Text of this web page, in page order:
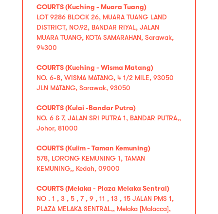
COURTS (Kuching - Muara Tuang)
LOT 9286 BLOCK 26, MUARA TUANG LAND
DISTRICT, NO.92, BANDAR RIYAL, JALAN
MUARA TUANG, KOTA SAMARAHAN, Sarawak,
94300
COURTS (Kuching - Wisma Matang)
NO. 6-8, WISMA MATANG, 4 1/2 MILE, 93050
JLN MATANG, Sarawak, 93050
COURTS (Kulai -Bandar Putra)
NO. 6 & 7, JALAN SRI PUTRA 1, BANDAR PUTRA,,
Johor, 81000
COURTS (Kulim - Taman Kemuning)
578, LORONG KEMUNING 1, TAMAN
KEMUNING,, Kedah, 09000
COURTS (Melaka - Plaza Melaka Sentral)
NO . 1 , 3 , 5 , 7 , 9 , 11 , 13 , 15 JALAN PMS 1,
PLAZA MELAKA SENTRAL,, Melaka [Malacca],